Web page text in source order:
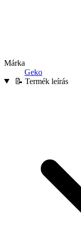
Márka
Geko
📝 Termék leírás